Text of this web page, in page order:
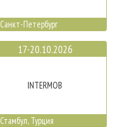
Санкт-Петербург
17-20.10.2026
INTERMOB
Стамбул, Турция